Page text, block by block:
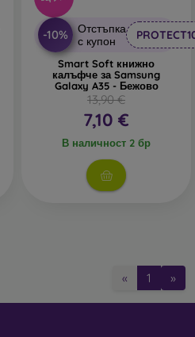
-10%
Отстъпка
с купон
Smart Soft книжно
калъфче за Samsung
Galaxy A35 - Бежово
13,90 €
7,10 €
В наличност 2 бр
« 1 »